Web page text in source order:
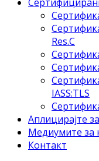
Res.C
IASS:TLS
Аплицирајте
Медиумите за
Контакт